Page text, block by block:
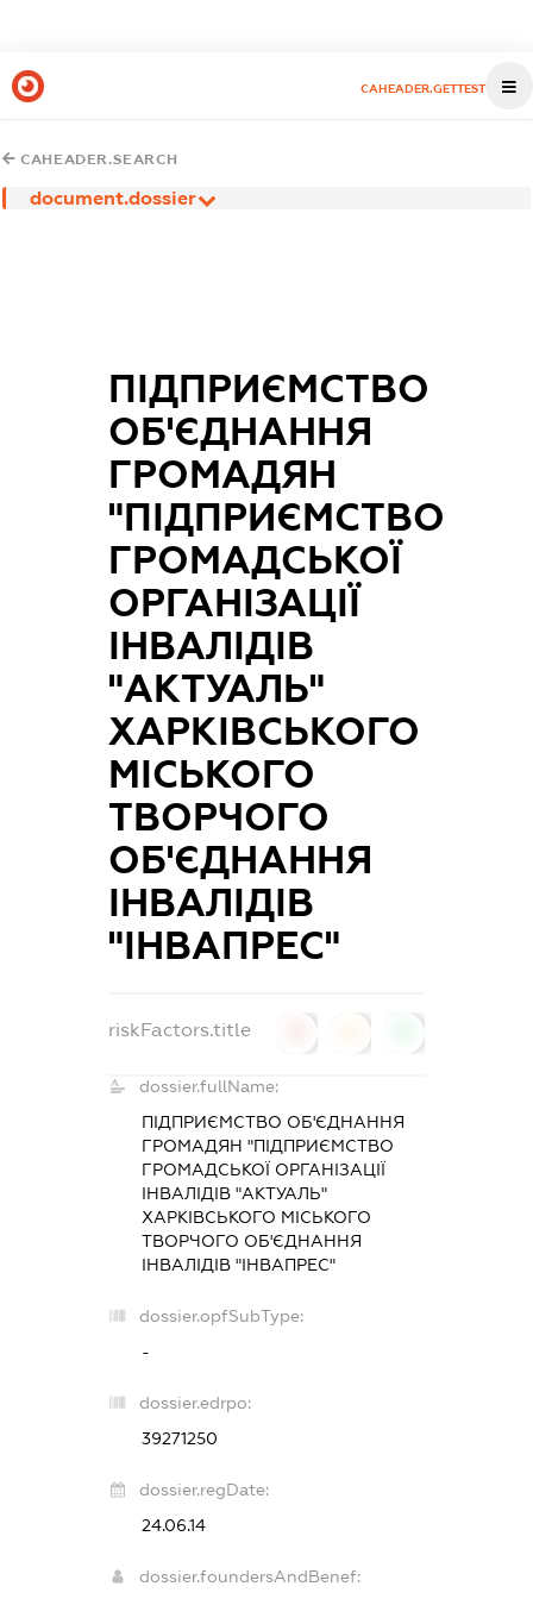
CAHEADER.GETTEST
CAHEADER.SEARCH
document.dossier
ПІДПРИЄМСТВО
ОБ'ЄДНАННЯ
ГРОМАДЯН
"ПІДПРИЄМСТВО
ГРОМАДСЬКОЇ
ОРГАНІЗАЦІЇ
ІНВАЛІДІВ
"АКТУАЛЬ"
ХАРКІВСЬКОГО
МІСЬКОГО
ТВОРЧОГО
ОБ'ЄДНАННЯ
ІНВАЛІДІВ
"ІНВАПРЕС"
riskFactors.title
dossier.fullName:
ПІДПРИЄМСТВО ОБ'ЄДНАННЯ
ГРОМАДЯН "ПІДПРИЄМСТВО
ГРОМАДСЬКОЇ ОРГАНІЗАЦІЇ
ІНВАЛІДІВ "АКТУАЛЬ"
ХАРКІВСЬКОГО МІСЬКОГО
ТВОРЧОГО ОБ'ЄДНАННЯ
ІНВАЛІДІВ "ІНВАПРЕС"
dossier.opfSubType:
-
dossier.edrpo:
39271250
dossier.regDate:
24.06.14
dossier.foundersAndBenef: